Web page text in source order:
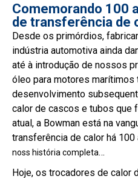
Comemorando 100
de transferência de
Desde os primórdios,
indústria automotiva ainda
até à introdução de nossos
óleo para motores marítimos
desenvolvimento
calor de cascos e tubos que
atual, a Bowman está na
transferência de calor há 100
noss história completa…
Hoje, os trocadores de calor